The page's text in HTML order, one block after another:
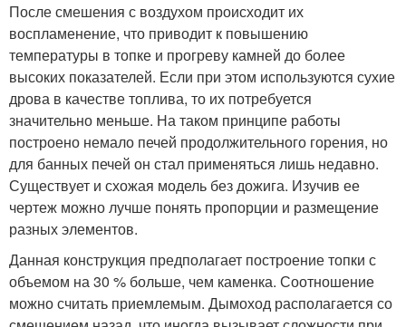
После смешения с воздухом происходит их
воспламенение, что приводит к повышению
температуры в топке и прогреву камней до более
высоких показателей. Если при этом используются сухие
дрова в качестве топлива, то их потребуется
значительно меньше. На таком принципе работы
построено немало печей продолжительного горения, но
для банных печей он стал применяться лишь недавно.
Существует и схожая модель без дожига. Изучив ее
чертеж можно лучше понять пропорции и размещение
разных элементов.
Данная конструкция предполагает построение топки с
объемом на 30 % больше, чем каменка. Соотношение
можно считать приемлемым. Дымоход располагается со